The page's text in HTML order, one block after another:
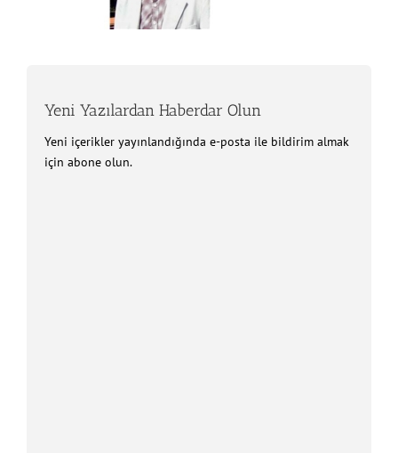
Yeni Yazılardan Haberdar Olun
Yeni içerikler yayınlandığında e-posta ile bildirim almak
için abone olun.